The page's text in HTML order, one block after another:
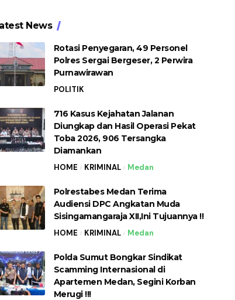
News
Rotasi Penyegaran, 49 Personel
Polres Sergai Bergeser, 2 Perwira
Purnawirawan
POLITIK
716 Kasus Kejahatan Jalanan
Diungkap dan Hasil Operasi Pekat
Toba 2026, 906 Tersangka
Diamankan
HOME KRIMINAL Medan
Polrestabes Medan Terima
Audiensi DPC Angkatan Muda
Sisingamangaraja XII,Ini Tujuannya !!
HOME KRIMINAL Medan
Polda Sumut Bongkar Sindikat
Scamming Internasional di
Apartemen Medan, Segini Korban
Merugi !!!